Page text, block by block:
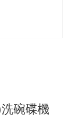
碗碟機